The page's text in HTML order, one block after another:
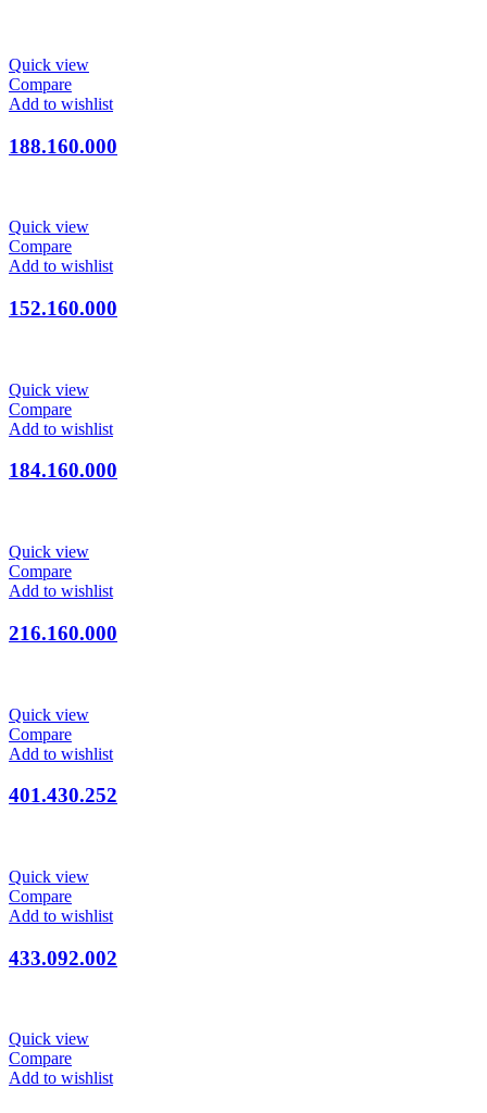
Quick view
Compare
Add to wishlist
188.160.000
Quick view
Compare
Add to wishlist
152.160.000
Quick view
Compare
Add to wishlist
184.160.000
Quick view
Compare
Add to wishlist
216.160.000
Quick view
Compare
Add to wishlist
401.430.252
Quick view
Compare
Add to wishlist
433.092.002
Quick view
Compare
Add to wishlist